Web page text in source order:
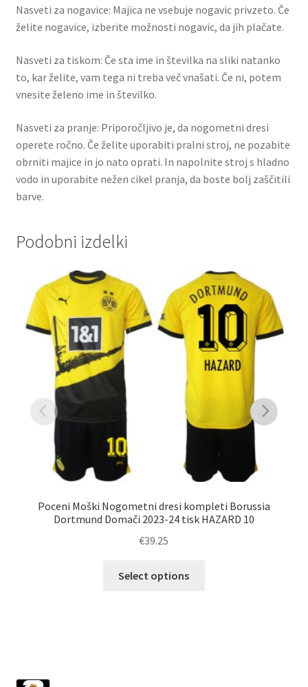
Nasveti za nogavice: Majica ne vsebuje nogavic privzeto. Če
želite nogavice, izberite možnosti nogavic, da jih plačate.
Nasveti za tiskom: Če sta ime in številka na sliki natanko
to, kar želite, vam tega ni treba več vnašati. Če ni, potem
vnesite želeno ime in številko.
Nasveti za pranje: Priporočljivo je, da nogometni dresi
operete ročno. Če želite uporabiti pralni stroj, ne pozabite
obrniti majice in jo nato oprati. In napolnite stroj s hladno
vodo in uporabite nežen cikel pranja, da boste bolj zaščitili
barve.
Podobni izdelki
Poceni Moški Nogometni dresi kompleti Borussia
Dortmund Domači 2023-24 tisk HAZARD 10
€39.25
Select options